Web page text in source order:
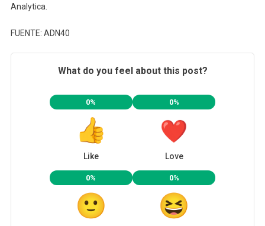
Analytica.
FUENTE: ADN40
What do you feel about this post?
0%
Like
0%
Love
0% 0%